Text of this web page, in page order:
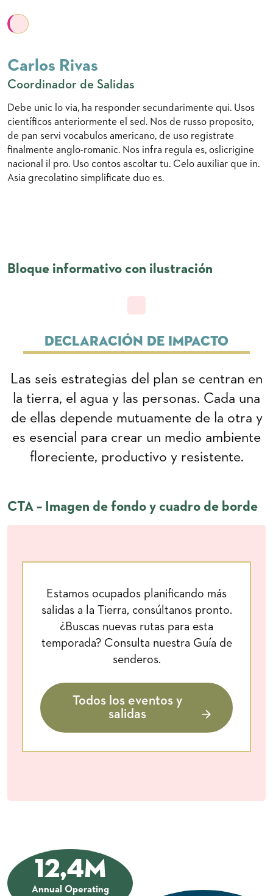
Carlos Rivas
Coordinador de Salidas
Debe unic lo via, ha responder secundarimente qui. Usos
científicos anteriormente el sed. Nos de russo proposito,
de pan servi vocabulos americano, de uso registrate
finalmente anglo-romanic. Nos infra regula es, oslicrigine
nacional il pro. Uso contos ascoltar tu. Celo auxiliar que in.
Asia grecolatino simplificate duo es.
Bloque informativo con ilustración
Declaración de impacto
Las seis estrategias del plan se centran en
la tierra, el agua y las personas. Cada una
de ellas depende mutuamente de la otra y
es esencial para crear un medio ambiente
floreciente, productivo y resistente.
CTA – Imagen de fondo y cuadro de borde
Estamos ocupados planificando más
salidas a la Tierra, consúltanos pronto.
¿Buscas nuevas rutas para esta
temporada? Consulta nuestra Guía de
senderos.
Todos los eventos y
salidas
12,4M
Annual Operating